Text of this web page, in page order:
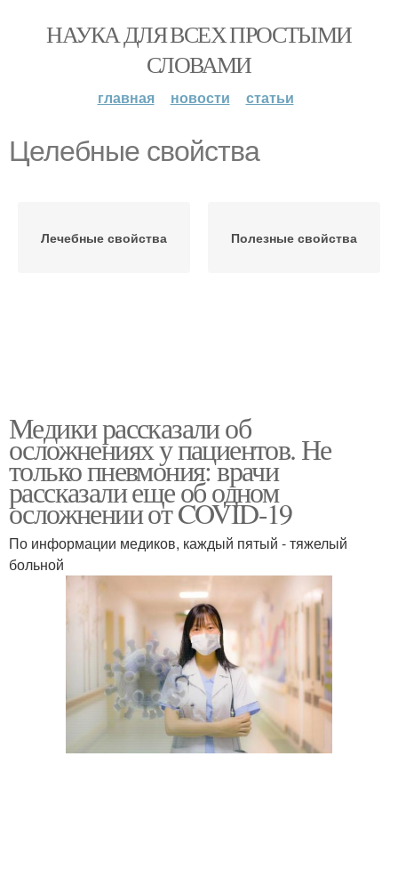
НАУКА ДЛЯ ВСЕХ ПРОСТЫМИ
СЛОВАМИ
главная новости статьи
Целебные свойства
Лечебные свойства Полезные свойства
Медики рассказали об
осложнениях у пациентов. Не
только пневмония: врачи
рассказали еще об одном
осложнении от COVID-19
По информации медиков, каждый пятый - тяжелый
больной